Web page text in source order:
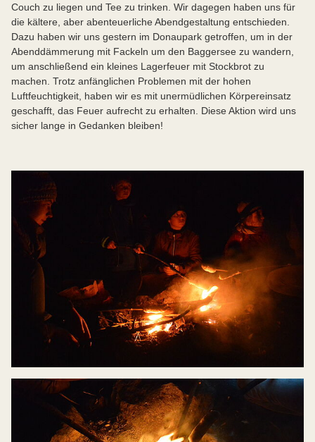
Couch zu liegen und Tee zu trinken. Wir dagegen haben uns für
die kältere, aber abenteuerliche Abendgestaltung entschieden.
Dazu haben wir uns gestern im Donaupark getroffen, um in der
Abenddämmerung mit Fackeln um den Baggersee zu wandern,
um anschließend ein kleines Lagerfeuer mit Stockbrot zu
machen. Trotz anfänglichen Problemen mit der hohen
Luftfeuchtigkeit, haben wir es mit unermüdlichen Körpereinsatz
geschafft, das Feuer aufrecht zu erhalten. Diese Aktion wird uns
sicher lange in Gedanken bleiben!